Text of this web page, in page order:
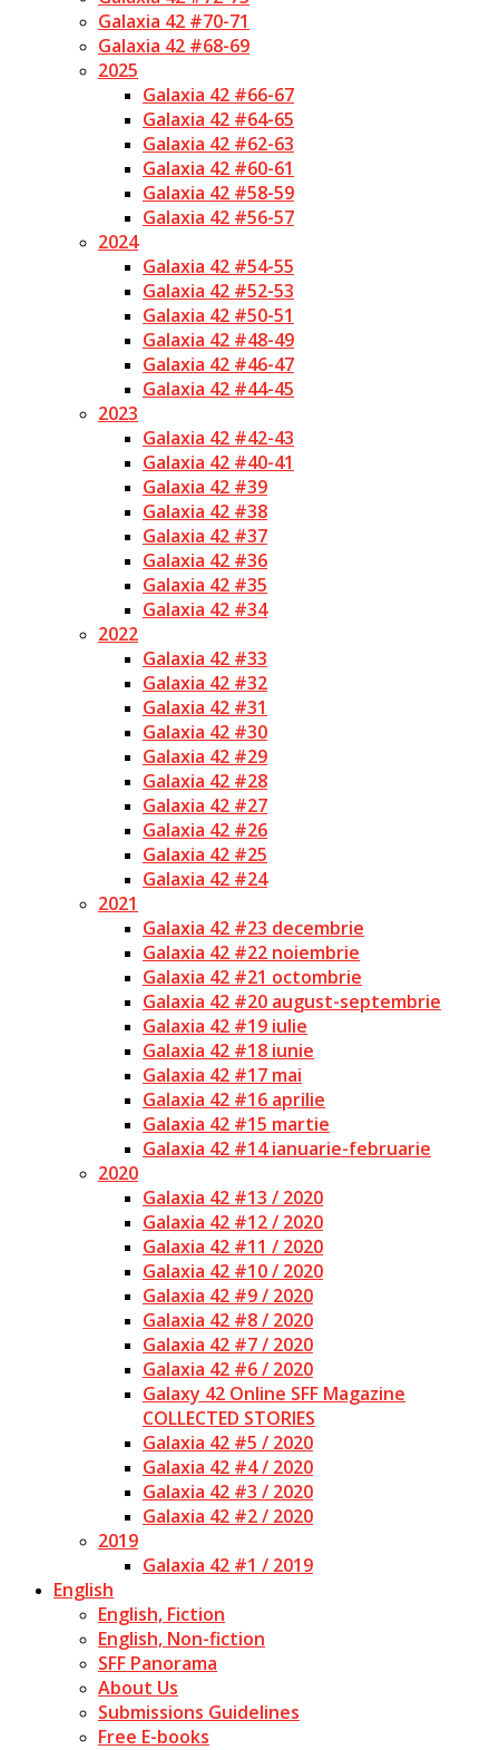
Galaxia 42 #70-71
Galaxia 42 #68-69
2025
Galaxia 42 #66-67
Galaxia 42 #64-65
Galaxia 42 #62-63
Galaxia 42 #60-61
Galaxia 42 #58-59
Galaxia 42 #56-57
2024
Galaxia 42 #54-55
Galaxia 42 #52-53
Galaxia 42 #50-51
Galaxia 42 #48-49
Galaxia 42 #46-47
Galaxia 42 #44-45
2023
Galaxia 42 #42-43
Galaxia 42 #40-41
Galaxia 42 #39
Galaxia 42 #38
Galaxia 42 #37
Galaxia 42 #36
Galaxia 42 #35
Galaxia 42 #34
2022
Galaxia 42 #33
Galaxia 42 #32
Galaxia 42 #31
Galaxia 42 #30
Galaxia 42 #29
Galaxia 42 #28
Galaxia 42 #27
Galaxia 42 #26
Galaxia 42 #25
Galaxia 42 #24
2021
Galaxia 42 #23 decembrie
Galaxia 42 #22 noiembrie
Galaxia 42 #21 octombrie
Galaxia 42 #20 august-septembrie
Galaxia 42 #19 iulie
Galaxia 42 #18 iunie
Galaxia 42 #17 mai
Galaxia 42 #16 aprilie
Galaxia 42 #15 martie
Galaxia 42 #14 ianuarie-februarie
2020
Galaxia 42 #13 / 2020
Galaxia 42 #12 / 2020
Galaxia 42 #11 / 2020
Galaxia 42 #10 / 2020
Galaxia 42 #9 / 2020
Galaxia 42 #8 / 2020
Galaxia 42 #7 / 2020
Galaxia 42 #6 / 2020
Galaxy 42 Online SFF Magazine
COLLECTED STORIES
Galaxia 42 #5 / 2020
Galaxia 42 #4 / 2020
Galaxia 42 #3 / 2020
Galaxia 42 #2 / 2020
2019
Galaxia 42 #1 / 2019
English
English, Fiction
English, Non-fiction
SFF Panorama
About Us
Submissions Guidelines
Free E-books